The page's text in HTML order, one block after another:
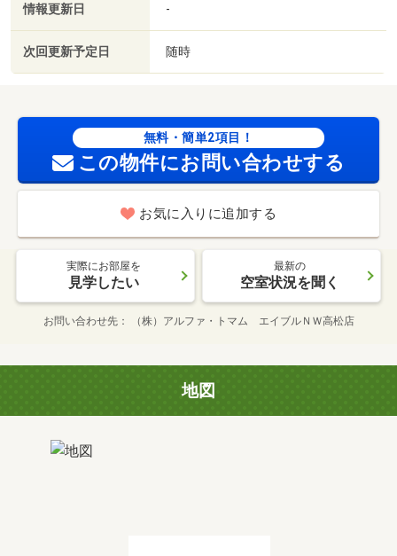
情報更新日 -
次回更新予定日 随時
無料・簡単2項目！
この物件にお問い合わせする
お気に入りに追加する
実際にお部屋を
見学したい
最新の
空室状況を聞く
お問い合わせ先 （株）アルファ・トマム エイブルＮＷ高松店
地図